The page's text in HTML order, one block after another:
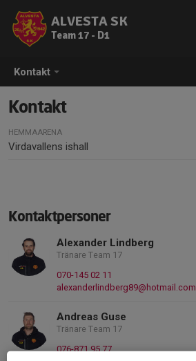
Kontakt
ALVESTA SK
Team 17 - D1
Kontakt
HEMMAARENA
Virdavallens ishall
Kontaktpersoner
Alexander Lindberg
Tränare Team 17
070-145 02 11
alexanderlindberg89@hotmail.com
Andreas Guse
Tränare Team 17
076-871 95 77